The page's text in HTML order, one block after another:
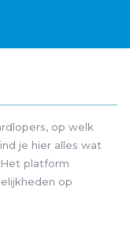
op welk
je hier alles wat
platform
op